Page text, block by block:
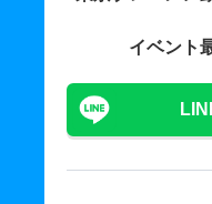
イベント